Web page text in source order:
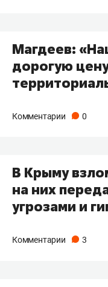
Магдеев:
дорогую
Комментарии 0
В Крыму
на них
угрозами и
Комментарии 3